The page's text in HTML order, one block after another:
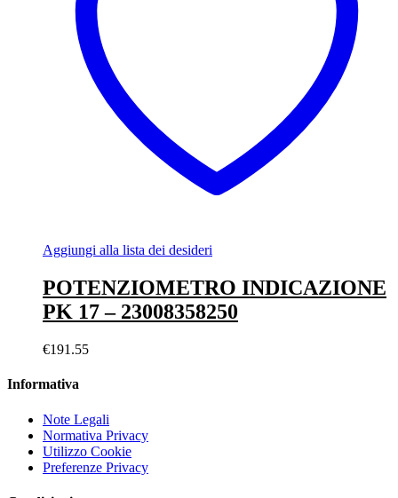
Aggiungi alla lista dei desideri
POTENZIOMETRO INDICAZIONE
PK 17 – 23008358250
€191.55
Informativa
Note Legali
Normativa Privacy
Utilizzo Cookie
Preferenze Privacy